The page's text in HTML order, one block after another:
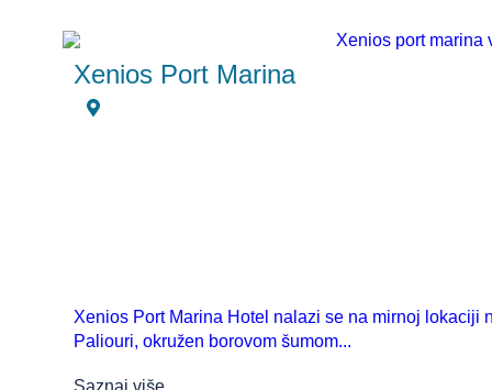
Xenios Port Marina
Xenios Port Marina Hotel nalazi se na mirnoj lokaciji
Paliouri, okružen borovom šumom...
Saznaj više